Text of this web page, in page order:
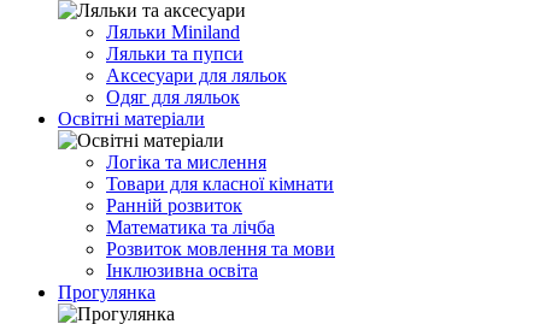
Ляльки Miniland
Ляльки та пупси
Аксесуари для ляльок
Одяг для ляльок
Освітні матеріали
Логіка та мислення
Товари для класної кімнати
Ранній розвиток
Математика та лічба
Розвиток мовлення та мови
Інклюзивна освіта
Прогулянка